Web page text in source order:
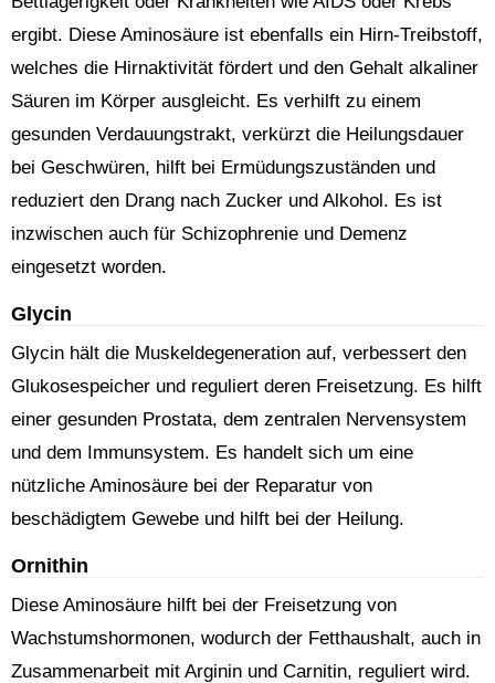
ergibt. Diese Aminosäure ist ebenfalls ein Hirn-Treibstoff,
welches die Hirnaktivität fördert und den Gehalt alkaliner
Säuren im Körper ausgleicht. Es verhilft zu einem
gesunden Verdauungstrakt, verkürzt die Heilungsdauer
bei Geschwüren, hilft bei Ermüdungszuständen und
reduziert den Drang nach Zucker und Alkohol. Es ist
inzwischen auch für Schizophrenie und Demenz
eingesetzt worden.
Glycin
Glycin hält die Muskeldegeneration auf, verbessert den
Glukosespeicher und reguliert deren Freisetzung. Es hilft
einer gesunden Prostata, dem zentralen Nervensystem
und dem Immunsystem. Es handelt sich um eine
nützliche Aminosäure bei der Reparatur von
beschädigtem Gewebe und hilft bei der Heilung.
Ornithin
Diese Aminosäure hilft bei der Freisetzung von
Wachstumshormonen, wodurch der Fetthaushalt, auch in
Zusammenarbeit mit Arginin und Carnitin, reguliert wird.